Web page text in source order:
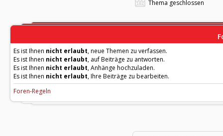
Thema geschlossen
Es ist Ihnen nicht erlaubt, neue Themen zu verfassen.
Es ist Ihnen nicht erlaubt, auf Beiträge zu antworten.
Es ist Ihnen nicht erlaubt, Anhänge hochzuladen.
Es ist Ihnen nicht erlaubt, Ihre Beiträge zu bearbeiten.
Foren-Regeln